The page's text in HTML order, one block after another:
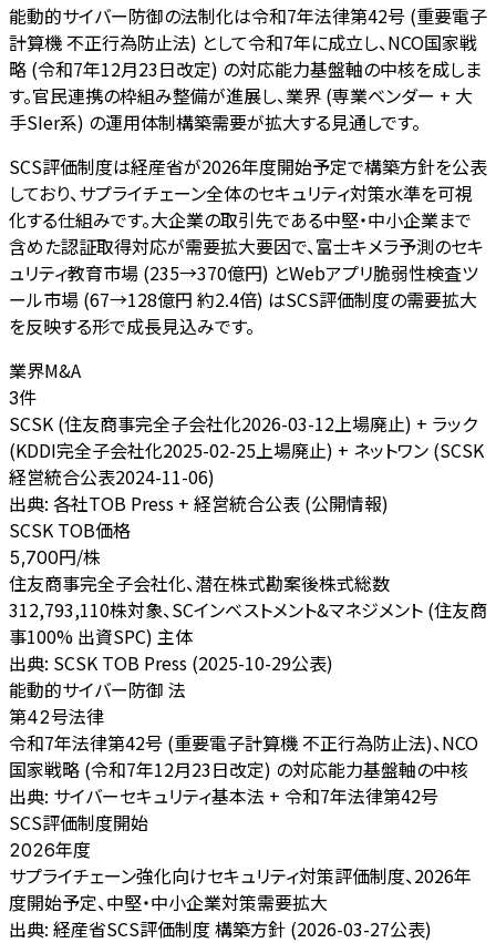
能動的サイバー防御の法制化は令和7年法律第42号 (重要電子
計算機 不正行為防止法) として令和7年に成立し、NCO国家戦
略 (令和7年12月23日改定) の対応能力基盤軸の中核を成しま
す。官民連携の枠組み整備が進展し、業界 (専業ベンダー + 大
手SIer系) の運用体制構築需要が拡大する見通しです。
SCS評価制度は経産省が2026年度開始予定で構築方針を公表
しており、サプライチェーン全体のセキュリティ対策水準を可視
化する仕組みです。大企業の取引先である中堅・中小企業まで
含めた認証取得対応が需要拡大要因で、富士キメラ予測のセキ
ュリティ教育市場 (235→370億円) とWebアプリ脆弱性検査ツ
ール市場 (67→128億円 約2.4倍) はSCS評価制度の需要拡大
を反映する形で成長見込みです。
業界M&A
3件
SCSK (住友商事完全子会社化2026-03-12上場廃止) + ラック
(KDDI完全子会社化2025-02-25上場廃止) + ネットワン (SCSK
経営統合公表2024-11-06)
出典: 各社TOB Press + 経営統合公表 (公開情報)
SCSK TOB価格
5,700円/株
住友商事完全子会社化、潜在株式勘案後株式総数
312,793,110株対象、SCインベストメント&マネジメント (住友商
事100% 出資SPC) 主体
出典: SCSK TOB Press (2025-10-29公表)
能動的サイバー防御 法
第42号法律
令和7年法律第42号 (重要電子計算機 不正行為防止法)、NCO
国家戦略 (令和7年12月23日改定) の対応能力基盤軸の中核
出典: サイバーセキュリティ基本法 + 令和7年法律第42号
SCS評価制度開始
2026年度
サプライチェーン強化向けセキュリティ対策評価制度、2026年
度開始予定、中堅・中小企業対策需要拡大
出典: 経産省SCS評価制度 構築方針 (2026-03-27公表)